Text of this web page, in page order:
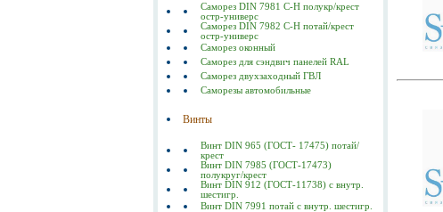
Саморез DIN 7981 C-Н полукр/крест
остр-универс
Саморез DIN 7982 C-Н потай/крест
остр-универс
Саморез оконный
Саморез для сэндвич панелей RAL
Саморез двухзаходный ГВЛ
Саморезы автомобильные
Винты
Винт DIN 965 (ГОСТ- 17475) потай/
крест
Винт DIN 7985 (ГОСТ-17473)
полукруг/крест
Винт DIN 912 (ГОСТ-11738) с внутр.
шестигр.
Винт DIN 7991 потай с внутр. шестигр.